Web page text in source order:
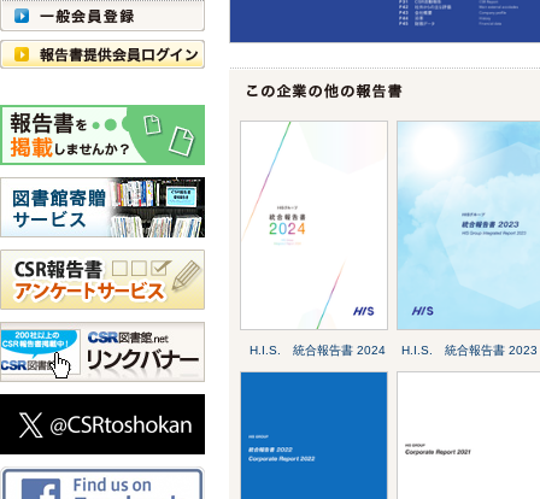
H.I.S. 統合報告書 2024 H.I.S. 統合報告書 2023